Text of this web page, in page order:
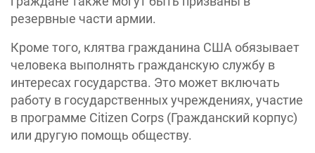
резервные части армии.
Кроме того, клятва гражданина США обязывает
человека выполнять гражданскую службу в
интересах государства. Это может включать
работу в государственных учреждениях, участие
в программе Citizen Corps (Гражданский корпус)
или другую помощь обществу.